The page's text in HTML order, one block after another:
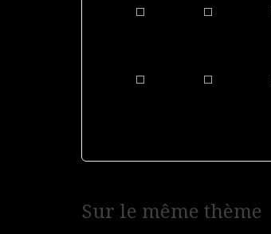
Sur le même thème
Navigation